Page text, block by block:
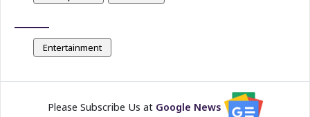
Entertainment
Please Subscribe Us at Google News